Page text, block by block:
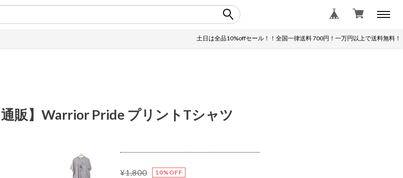
土日は全品10%offセール！！全国一律送料 700円！一万円以上で送料無料！
販】Warrior Pride プリントTシャツ
¥1,800 10%OFF